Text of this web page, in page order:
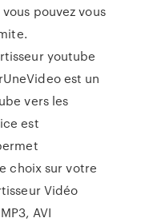
pouvez vous
youtube
est un
vers les
est
choix sur votre
Vidéo
AVI